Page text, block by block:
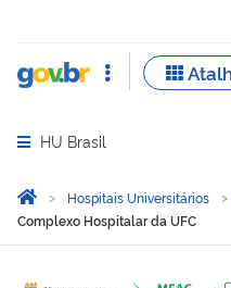
Abrir menu principal de
HU Brasil
Você está aqui:
Página Inicial
Hospitais Universitários
Complexo Hospitalar da UFC